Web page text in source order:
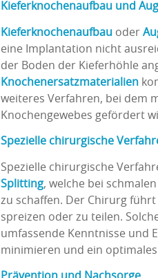
Kieferknochenaufbau und
Kieferknochenaufbau oder
eine Implantation nicht
der Boden der Kieferhöhle
Knochenersatzmaterialien
weiteres Verfahren, bei dem
Knochengewebes gefördert
Spezielle chirurgische
Spezielle chirurgische
Splitting, welche bei
zu schaffen. Der Chirurg
spreizen oder zu teilen.
umfassende Kenntnisse und
minimieren und ein